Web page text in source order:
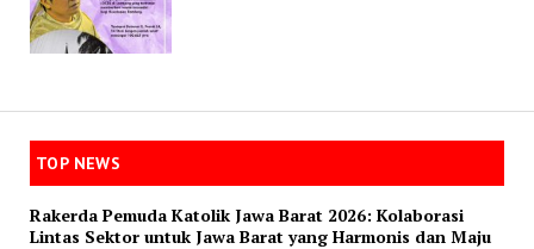
TOP NEWS
Rakerda Pemuda Katolik Jawa Barat 2026: Kolaborasi
Lintas Sektor untuk Jawa Barat yang Harmonis dan Maju